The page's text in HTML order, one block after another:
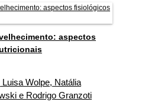
aspectos
Wolpe, Natália
e Rodrigo Granzoti